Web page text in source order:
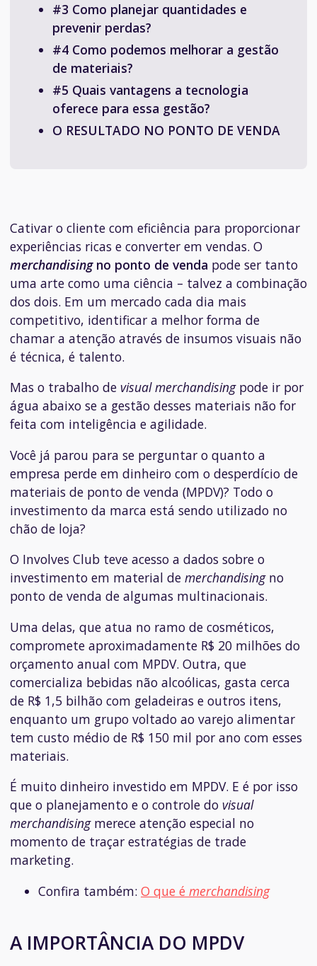
#3 Como planejar quantidades e
prevenir perdas?
#4 Como podemos melhorar a gestão
de materiais?
#5 Quais vantagens a tecnologia
oferece para essa gestão?
O RESULTADO NO PONTO DE VENDA
Cativar o cliente com eficiência para proporcionar
experiências ricas e converter em vendas. O
merchandisingno ponto de venda pode ser tanto
uma arte como uma ciência – talvez a combinação
dos dois. Em um mercado cada dia mais
competitivo, identificar a melhor forma de
chamar a atenção através de insumos visuais não
é técnica, é talento.
Mas o trabalho de visual merchandisingpode ir por
água abaixo se a gestão desses materiais não for
feita com inteligência e agilidade.
Você já parou para se perguntar o quanto a
empresa perde em dinheiro com o desperdício de
materiais de ponto de venda (MPDV)? Todo o
investimento da marca está sendo utilizado no
chão de loja?
O Involves Club teve acesso a dados sobre o
investimento em material de merchandisingno
ponto de venda de algumas multinacionais.
Uma delas, que atua no ramo de cosméticos,
compromete aproximadamente R$ 20 milhões do
orçamento anual com MPDV. Outra, que
comercializa bebidas não alcoólicas, gasta cerca
de R$ 1,5 bilhão com geladeiras e outros itens,
enquanto um grupo voltado ao varejo alimentar
tem custo médio de R$ 150 mil por ano com esses
materiais.
É muito dinheiro investido em MPDV. E é por isso
que o planejamento e o controle do visual
merchandisingmerece atenção especial no
momento de traçar estratégias de trade
marketing.
Confira também: O que é merchandising
A IMPORTÂNCIA DO MPDV